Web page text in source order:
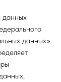
данных
данных»